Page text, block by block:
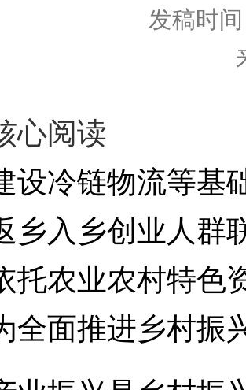
发稿时
阅读
冷链物流等基
乡入乡创业人
托农业农村特色
全面推进乡村振